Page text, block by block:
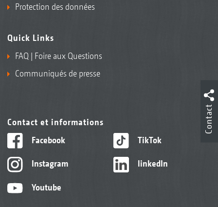
Protection des données
Quick Links
FAQ | Foire aux Questions
Communiqués de presse
Contact et informations
Facebook
Instagram
Youtube
TikTok
linkedIn
Contact